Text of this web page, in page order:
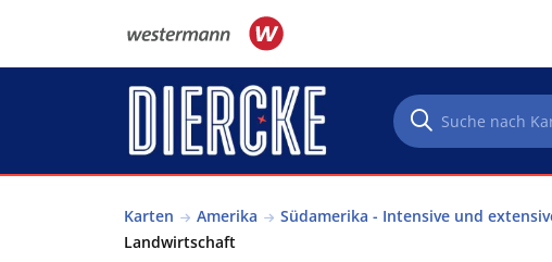
Karten Amerika Südamerika - Intensive und
Landwirtschaft